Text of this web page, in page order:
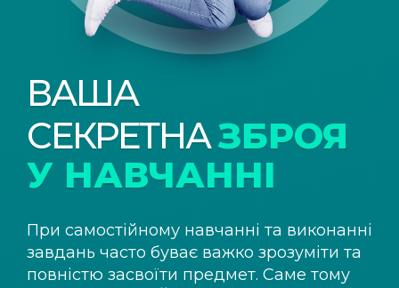
ВАША
СЕКРЕТНАЗБРОЯ
У НАВЧАННІ
При самостійному навчанні та виконанні
завдань часто буває важко зрозуміти та
повністю засвоїти предмет. Саме тому